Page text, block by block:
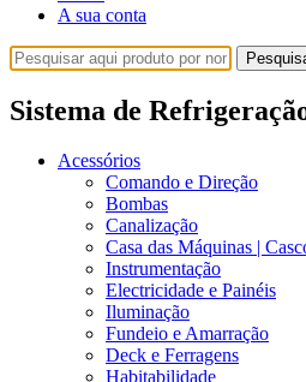
A sua conta
Sistema de
Acessórios
Comando e Direção
Bombas
Canalização
Casa das Máquinas |
Instrumentação
Electricidade e Painéis
Iluminação
Fundeio e Amarração
Deck e Ferragens
Habitabilidade